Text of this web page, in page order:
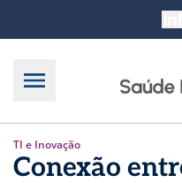
TI e Inovação
Conexão